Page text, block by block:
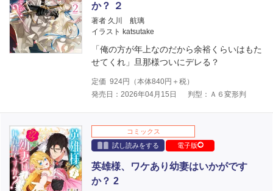
か？ ２
著者 久川 航璃
イラスト katsutake
「俺の方が年上なのだから余裕くらいはもた
せてくれ」旦那様ついにデレる？
定価 924円（本体840円＋税）
発売日：2026年04月15日
判型：Ａ６変形判
コミックス
試し読みをする
電子版
英雄様、ワケあり幼妻はいかがです
か？ 2